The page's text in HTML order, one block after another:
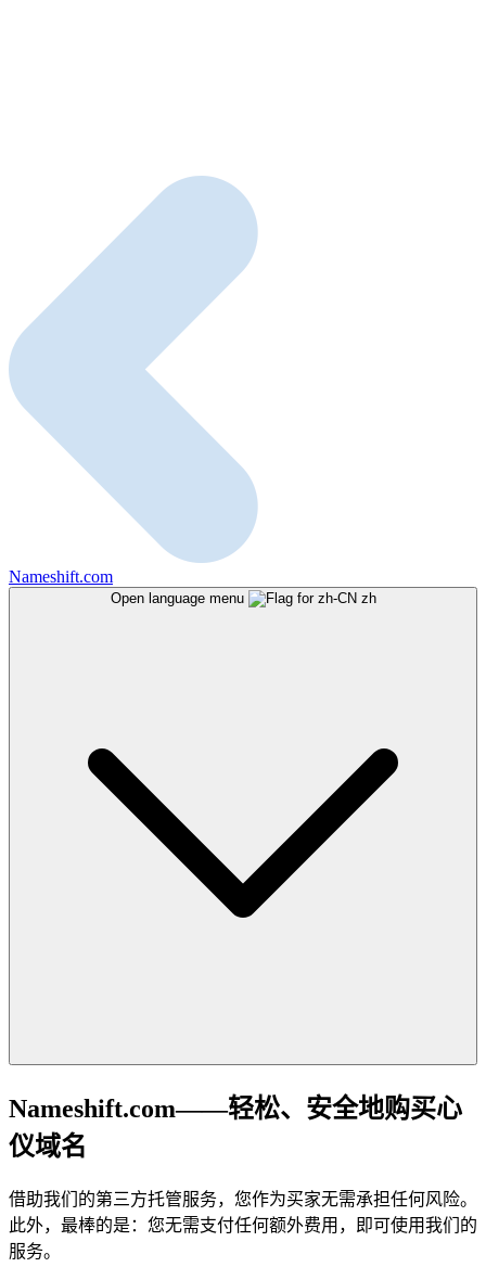
Nameshift.com
Open language menu zh
Nameshift.com——轻松、安全地购买心
仪域名
借助我们的第三方托管服务，您作为买家无需承担任何风险。
此外，最棒的是：您无需支付任何额外费用，即可使用我们的
服务。